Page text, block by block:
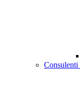
Consulenti